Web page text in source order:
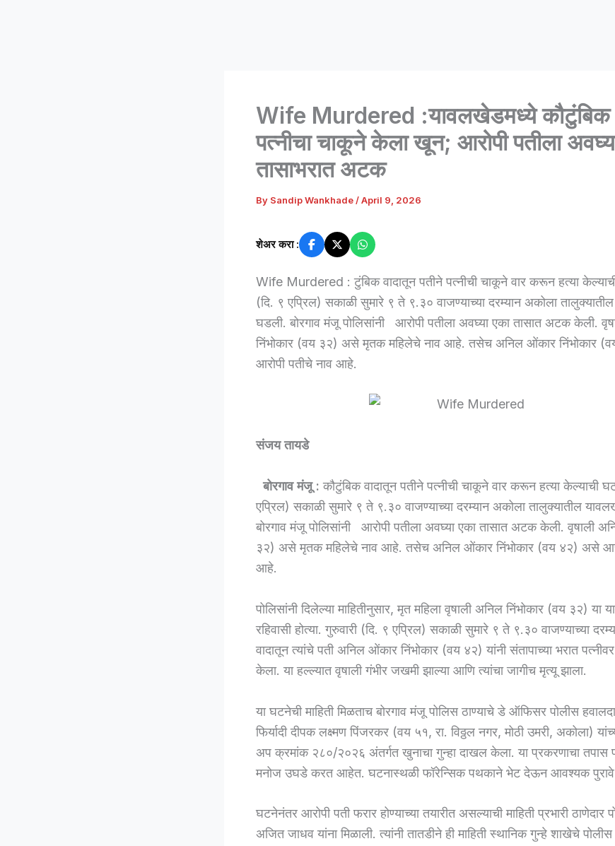
Wife Murdered :यावलखेडमध्ये कौटुंबिक
पत्नीचा चाकूने केला खून; आरोपी पतीला
तासाभरात अटक
By Sandip Wankhade /April 9, 2026
शेअर करा :
Wife Murdered : टुंबिक वादातून पतीने पत्नीची चाकूने वार करून हत्या
(दि. ९ एप्रिल) सकाळी सुमारे ९ ते ९.३० वाजण्याच्या दरम्यान अकोला
घडली. बोरगाव मंजू पोलिसांनी आरोपी पतीला अवघ्या एका तासात अटक केली.
निंभोकार (वय ३२) असे मृतक महिलेचे नाव आहे. तसेच अनिल ओंकार निंभोकार
आरोपी पतीचे नाव आहे.
संजय तायडे
बोरगाव मंजू : कौटुंबिक वादातून पतीने पत्नीची चाकूने वार करून हत्या केल्याची
एप्रिल) सकाळी सुमारे ९ ते ९.३० वाजण्याच्या दरम्यान अकोला तालुक्यातील
बोरगाव मंजू पोलिसांनी आरोपी पतीला अवघ्या एका तासात अटक केली. वृषाली
३२) असे मृतक महिलेचे नाव आहे. तसेच अनिल ओंकार निंभोकार (वय ४२) असे
आहे.
पोलिसांनी दिलेल्या माहितीनुसार, मृत महिला वृषाली अनिल निंभोकार (वय ३२)
रहिवासी होत्या. गुरुवारी (दि. ९ एप्रिल) सकाळी सुमारे ९ ते ९.३० वाजण्याच्या
वादातून त्यांचे पती अनिल ओंकार निंभोकार (वय ४२) यांनी संतापाच्या भरात
केला. या हल्ल्यात वृषाली गंभीर जखमी झाल्या आणि त्यांचा जागीच मृत्यू झाला.
या घटनेची माहिती मिळताच बोरगाव मंजू पोलिस ठाण्याचे डे ऑफिसर पोलीस
फिर्यादी दीपक लक्ष्मण पिंजरकर (वय ५१, रा. विठ्ठल नगर, मोठी उमरी, अकोला)
अप क्रमांक २८०/२०२६ अंतर्गत खुनाचा गुन्हा दाखल केला. या प्रकरणाचा तपास
मनोज उघडे करत आहेत. घटनास्थळी फॉरेन्सिक पथकाने भेट देऊन आवश्यक
घटनेनंतर आरोपी पती फरार होण्याच्या तयारीत असल्याची माहिती प्रभारी ठाणेदार
अजित जाधव यांना मिळाली. त्यांनी तातडीने ही माहिती स्थानिक गुन्हे शाखेचे